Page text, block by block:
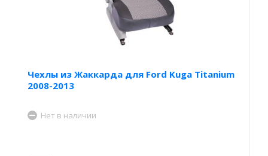
Чехлы из Жаккарда для Ford Kuga Titanium
2008-2013
Нет в наличии